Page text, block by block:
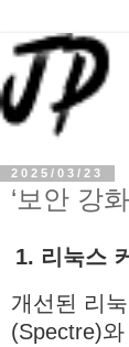
2025/03/23
‘보안 강
1. 리눅스
개선된 리
(Spectre)